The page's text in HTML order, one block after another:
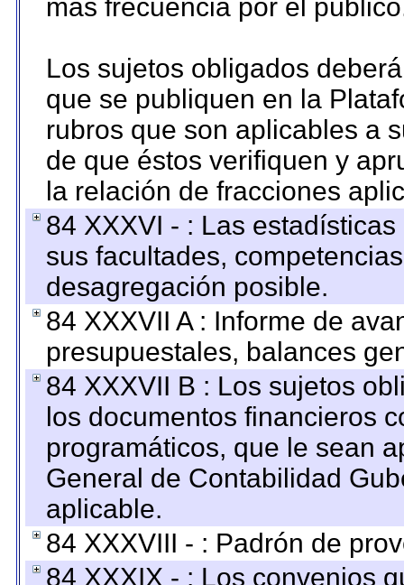
más frecuencia por el
Los sujetos obligados
que se publiquen en la
rubros que son aplicables a
de que éstos verifiquen y
la relación de fracciones
84 XXXVI - : Las
sus facultades,
desagregación posible.
84 XXXVII A : Informe de
presupuestales, balances
84 XXXVII B : Los sujetos
los documentos financieros
programáticos, que le sean
General de Contabilidad
aplicable.
84 XXXVIII - : Padrón de
84 XXXIX - : Los convenios